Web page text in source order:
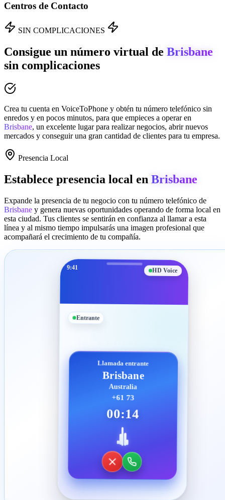
Centros de Contacto
SIN COMPLICACIONES
Consigue un número virtual de Brisbane
sin complicaciones
Crea tu cuenta en VoiceToPhone y obtén tu número telefónico sin
enredos y en pocos minutos, para que empieces a operar en
Brisbane, un excelente lugar para realizar negocios, abrir nuevos
mercados y conseguir una gran cantidad de clientes para tu empresa.
Presencia Local
Establece presencia local en Brisbane
Expande la presencia de tu negocio con tu número telefónico de
Brisbane y genera nuevas oportunidades operando de forma local en
esta ciudad. Tus clientes se sentirán en confianza al llamar a esta
línea y al mismo tiempo impulsarás una imagen profesional que
acompañará el crecimiento de tu compañía.
9:41 HD Voice
Entrante
Llamada entrante
Brisbane
Australia
+61 73
00:14